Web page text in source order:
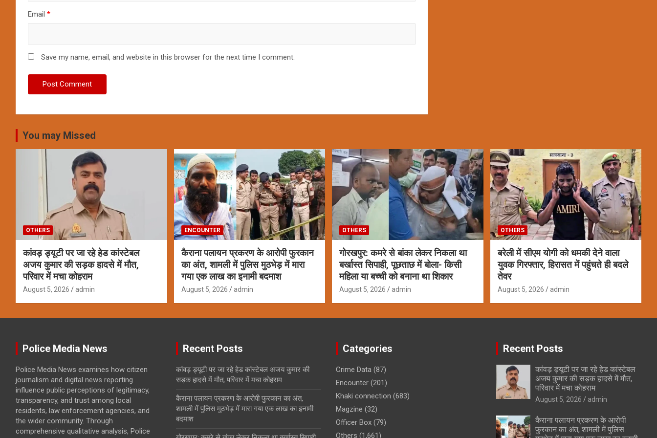
Email *
Save my name, email, and website in this browser for the next time I comment.
You may Missed
OTHERS
कांवड़ ड्यूटी पर जा रहे हेड कांस्टेबल
अजय कुमार की सड़क हादसे में मौत,
परिवार में मचा कोहराम
August 5, 2026 admin
ENCOUNTER
कैराना पलायन प्रकरण के आरोपी फुरकान
का अंत, शामली में पुलिस मुठभेड़ में मारा
गया एक लाख का इनामी बदमाश
August 5, 2026 admin
OTHERS
गोरखपुर: कमरे से बांका लेकर निकला था
बर्खास्त सिपाही, पूछताछ में बोला- किसी
महिला या बच्ची को बनाना था शिकार
August 5, 2026 admin
OTHERS
बरेली में सीएम योगी को धमकी देने वाला
युवक गिरफ्तार, हिरासत में पहुंचते ही बदले
तेवर
August 5, 2026 admin
Police Media News
Police Media News examines how citizen
journalism and digital news reporting
influence public perceptions of legitimacy,
transparency, and trust among local
residents, law enforcement agencies, and
the wider community. Through
comprehensive qualitative analysis, Police
Recent Posts
कांवड़ ड्यूटी पर जा रहे हेड कांस्टेबल अजय कुमार की
सड़क हादसे में मौत, परिवार में मचा कोहराम
कैराना पलायन प्रकरण के आरोपी फुरकान का अंत,
शामली में पुलिस मुठभेड़ में मारा गया एक लाख का इनामी
बदमाश
Categories
Crime Data (87)
Encounter (201)
Khaki connection (683)
Magzine (32)
Officer Box (79)
Others (1,661)
Recent Posts
कांवड़ ड्यूटी पर जा रहे हेड कांस्टेबल
अजय कुमार की सड़क हादसे में मौत,
परिवार में मचा कोहराम
August 5, 2026 admin
कैराना पलायन प्रकरण के आरोपी
फुरकान का अंत, शामली में पुलिस